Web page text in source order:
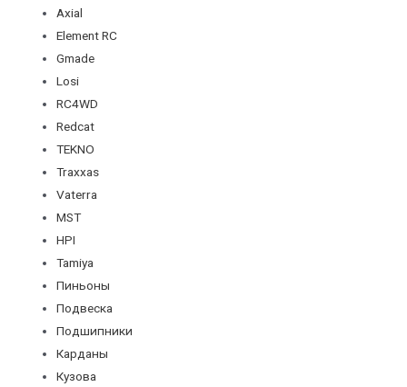
Axial
Element RC
Gmade
Losi
RC4WD
Redcat
TEKNO
Traxxas
Vaterra
MST
HPI
Tamiya
Пиньоны
Подвеска
Подшипники
Карданы
Кузова